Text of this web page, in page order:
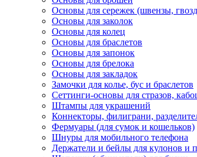
Основы для сережек (швензы,
Основы для заколок
Основы для колец
Основы для браслетов
Основы для запонок
Основы для брелока
Основы для закладок
Замочки для колье, бус и браслетов
Сеттинги-основы для стразов,
Штампы для украшений
Коннекторы, филиграни,
Фермуары (для сумок и кошельков)
Шнуры для мобильного телефона
Держатели и бейлы для кулонов и